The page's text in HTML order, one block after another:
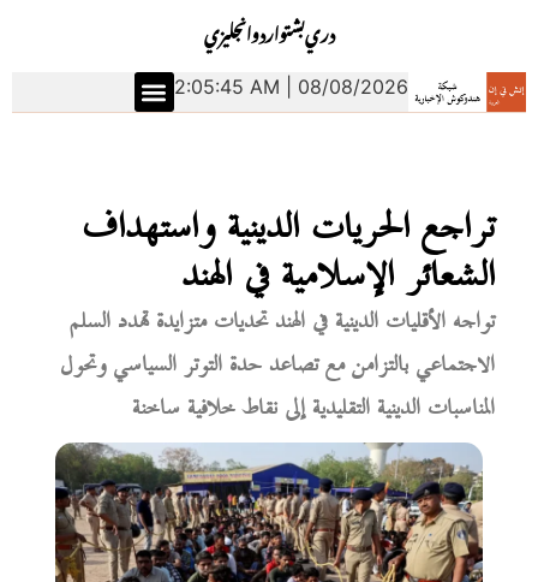
انجليزياردوبشتودري
2:05:46 AM | 08/08/2026
تراجع الحريات الدينية واستهداف
الشعائر الإسلامية في الهند
تواجه الأقليات الدينية في الهند تحديات متزايدة تهدد السلم
الاجتماعي بالتزامن مع تصاعد حدة التوتر السياسي وتحول
المناسبات الدينية التقليدية إلى نقاط خلافية ساخنة